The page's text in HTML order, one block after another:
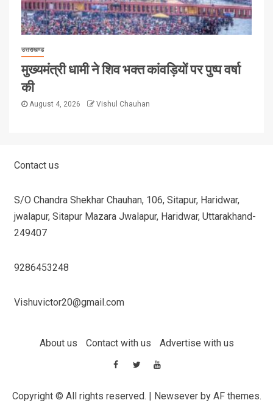
उत्तराखण्ड
मुख्यमंत्री धामी ने शिव भक्त कांवड़ियों पर पुष्प वर्षा
की
August 4, 2026 Vishul Chauhan
Contact us
S/O Chandra Shekhar Chauhan, 106, Sitapur, Haridwar,
jwalapur, Sitapur Mazara Jwalapur, Haridwar, Uttarakhand-
249407
9286453248
Vishuvictor20@gmail.com
About us Contact with us Advertise with us
Copyright © All rights reserved. | Newseverby AF themes.